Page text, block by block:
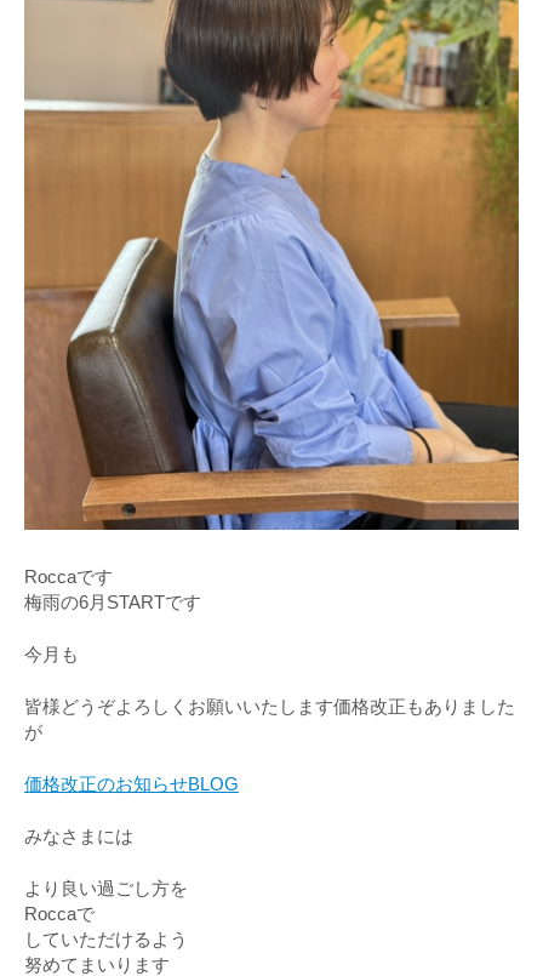
Roccaです
梅雨の6月STARTです
今月も
皆様どうぞよろしくお願いいたします価格改正もありました
が
価格改正のお知らせBLOG
みなさまには
より良い過ごし方を
Roccaで
していただけるよう
努めてまいります